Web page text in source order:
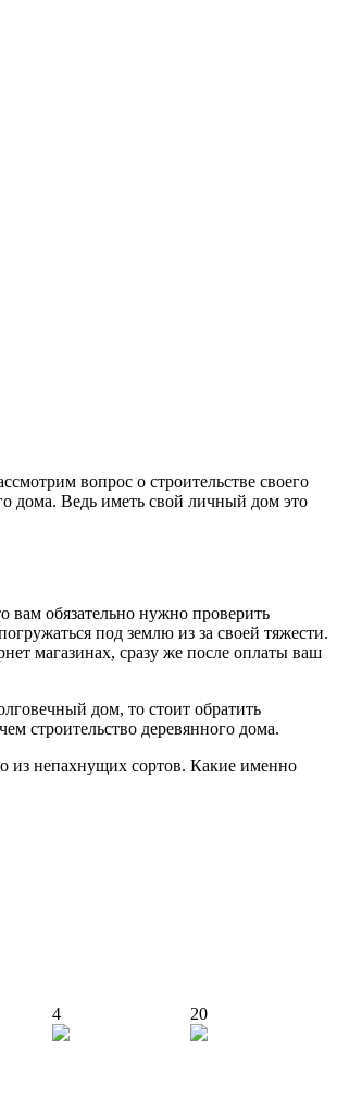
вопрос о строительстве своего
дома. Ведь иметь свой личный дом это
вам обязательно нужно проверить
под землю из за своей тяжести.
магазинах, сразу же после оплаты ваш
дом, то стоит обратить
строительство деревянного дома.
из непахнущих сортов. Какие именно
4 20